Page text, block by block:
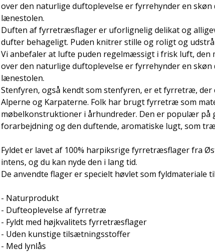
over den naturlige duftoplevelse er fyrrehynder en
lænestolen.
Duften af ​​fyrretræsflager er uforlignelig delikat og
dufter behageligt. Puden knitrer stille og roligt og
Vi anbefaler at lufte puden regelmæssigt i frisk luft, den
over den naturlige duftoplevelse er fyrrehynder en
lænestolen.
Stenfyren, også kendt som stenfyren, er et fyrretræ,
Alperne og Karpaterne. Folk har brugt fyrretræ som
møbelkonstruktioner i århundreder. Den er populær på
forarbejdning og den duftende, aromatiske lugt, som
Fyldet er lavet af 100% harpiksrige fyrretræsflager fra
intens, og du kan nyde den i lang tid.
De anvendte flager er specielt høvlet som fyldmateriale
- Naturprodukt
- Dufteoplevelse af fyrretræ
- Fyldt med højkvalitets fyrretræsflager
- Uden kunstige tilsætningsstoffer
- Med lynlås